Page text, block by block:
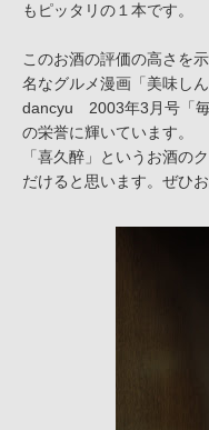
もピッタリの１本です。
このお酒の評価の高さを
名なグルメ漫画「美味し
dancyu 2003年3月号「
の栄誉に輝いています。
「喜久醉」というお酒の
だけると思います。ぜひ